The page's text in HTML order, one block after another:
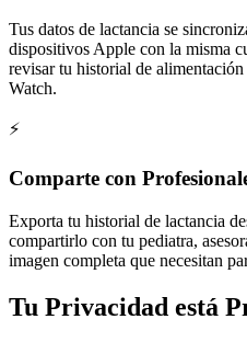
Tus datos de lactancia se
dispositivos Apple con la misma
revisar tu historial de
Watch.
⚡
Comparte con
Exporta tu historial de lactancia
compartirlo con tu pediatra,
imagen completa que necesitan
Tu Privacidad está